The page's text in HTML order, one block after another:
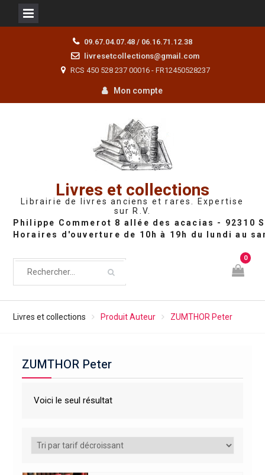
09.67.04.07.48 / 06.16.71.12.38
livresetcollections@gmail.com
RCS 450 528 237 00016 - FR12450528237
Mon compte
Livres et collections
Librairie de livres anciens et rares. Expertise
sur R.V.
0
Livres et collections Produit Auteur ZUMTHOR Peter
ZUMTHOR Peter
Voici le seul résultat